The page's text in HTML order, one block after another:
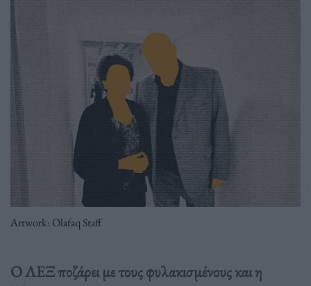
Artwork: Olafaq Staff
Ο ΛΕΞ ποζάρει με τους φυλακισμένους και η